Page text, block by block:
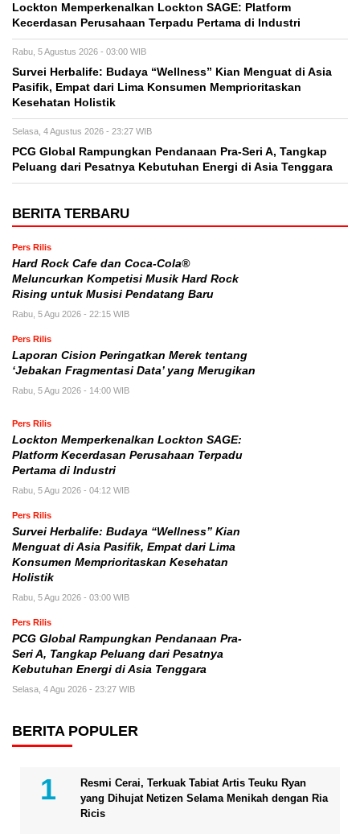
Lockton Memperkenalkan Lockton SAGE: Platform
Kecerdasan Perusahaan Terpadu Pertama di Industri
Rabu, 5 Agustus 2026 - 03:00 WIB
Survei Herbalife: Budaya “Wellness” Kian Menguat di Asia
Pasifik, Empat dari Lima Konsumen Memprioritaskan
Kesehatan Holistik
Selasa, 4 Agustus 2026 - 23:27 WIB
PCG Global Rampungkan Pendanaan Pra-Seri A, Tangkap
Peluang dari Pesatnya Kebutuhan Energi di Asia Tenggara
BERITA TERBARU
Pers Rilis
Hard Rock Cafe dan Coca-Cola®
Meluncurkan Kompetisi Musik Hard Rock
Rising untuk Musisi Pendatang Baru
Rabu, 5 Agu 2026 - 22:15 WIB
Pers Rilis
Laporan Cision Peringatkan Merek tentang
‘Jebakan Fragmentasi Data’ yang Merugikan
Rabu, 5 Agu 2026 - 14:00 WIB
Pers Rilis
Lockton Memperkenalkan Lockton SAGE:
Platform Kecerdasan Perusahaan Terpadu
Pertama di Industri
Rabu, 5 Agu 2026 - 04:12 WIB
Pers Rilis
Survei Herbalife: Budaya “Wellness” Kian
Menguat di Asia Pasifik, Empat dari Lima
Konsumen Memprioritaskan Kesehatan
Holistik
Rabu, 5 Agu 2026 - 03:00 WIB
Pers Rilis
PCG Global Rampungkan Pendanaan Pra-
Seri A, Tangkap Peluang dari Pesatnya
Kebutuhan Energi di Asia Tenggara
Selasa, 4 Agu 2026 - 23:27 WIB
BERITA POPULER
Resmi Cerai, Terkuak Tabiat Artis Teuku Ryan
yang Dihujat Netizen Selama Menikah dengan Ria
Ricis